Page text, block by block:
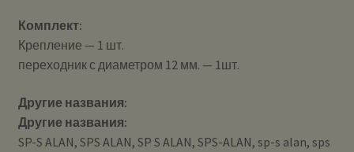
Комплект:
Крепление — 1 шт.
переходник с диаметром 12 мм. — 1шт.
Другие названия:
Другие названия:
SP-S ALAN, SPS ALAN, SP S ALAN, SPS-ALAN, sp-s alan, sps